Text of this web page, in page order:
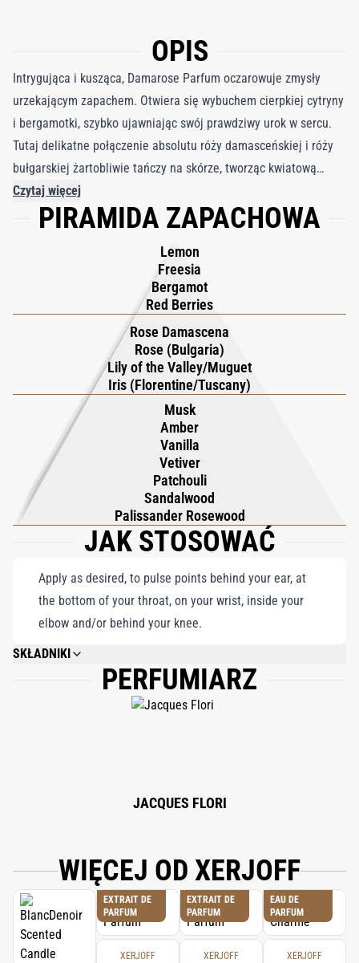
OPIS
Intrygująca i kusząca, Damarose Parfum oczarowuje zmysły
urzekającym zapachem. Otwiera się wybuchem cierpkiej cytryny
i bergamotki, szybko ujawniając swój prawdziwy urok w sercu.
Tutaj delikatne połączenie absolutu róży damasceńskiej i róży
bułgarskiej żartobliwie tańczy na skórze, tworząc kwiatową
symfonię, która pozostawia niezatarte wrażenie. Gdy perfumy
Damarose osiadają, z bazy wyłaniają się ciepłe uściski drzewa
ziemistych tonów dodaje głębi i uziemienia żywym kwiatowym
aromatom, pięknie równoważąc komfort i uwodzenie. Należący
do cenionej kolekcji XJ 17/17 Stone Label, Damarose Parfum
inspirowany jest minerałami i kamieniami półszlachetnymi z
londyńskiego Muzeum Historii Naturalnej, co czyni go
prawdziwym skarbem, który urzeka każdego, kto go spotka.
Czytaj więcej
PIRAMIDA ZAPACHOWA
Lemon
Freesia
Bergamot
Red Berries
Rose Damascena
Rose (Bulgaria)
Lily of the Valley/Muguet
Iris (Florentine/Tuscany)
Musk
Amber
Vanilla
Vetiver
Patchouli
Sandalwood
Palissander Rosewood
JAK STOSOWAĆ
Apply as desired, to pulse points behind your ear, at
the bottom of your throat, on your wrist, inside your
elbow and/or behind your knee.
SKŁADNIKI
ALCOHOL DENAT., AQUA (WATER), PARFUM (FRAGRANCE), ANISE
ALCOHOL, BENZYL ALCOHOL, BENZYL BENZOATE, BENZYL SALICYLATE,
BUTYLPHENYL METHYLPROPIONAL, CINNAMAL, CINNAMYL ALCOHOL,
PERFUMIARZ
JACQUES FLORI
WIĘCEJ OD XERJOFF
EXTRAIT DE
PARFUM
XERJOFF
EXTRAIT DE
PARFUM
XERJOFF
EAU DE
PARFUM
XERJOFF